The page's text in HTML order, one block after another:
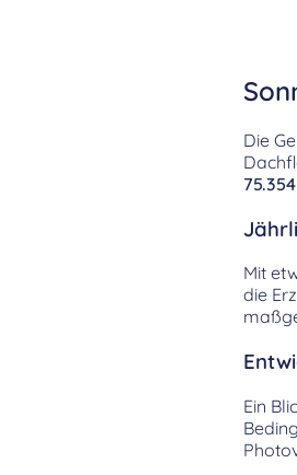
Die
Mit
die
Ein